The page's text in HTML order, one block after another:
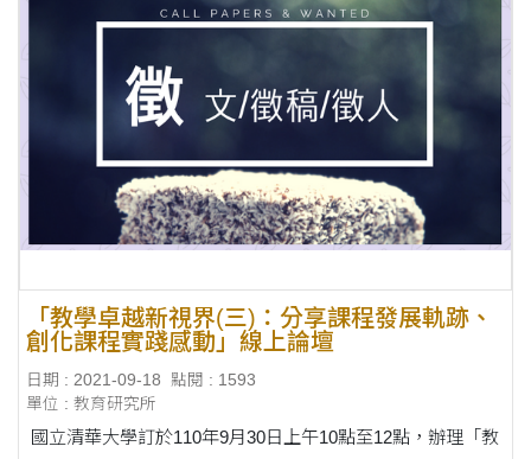
「教學卓越新視界(三)：分享課程發展軌跡、
創化課程實踐感動」線上論壇
日期 : 2021-09-18
點閱 : 1593
單位 : 教育研究所
國立清華大學訂於110年9月30日上午10點至12點，辦理「教